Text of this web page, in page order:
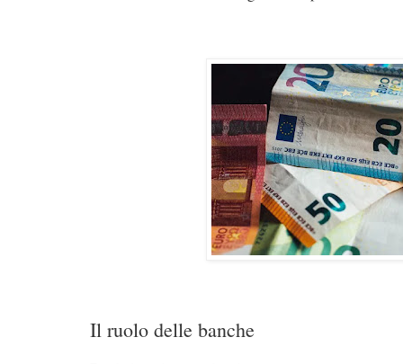
Il ruolo delle banche